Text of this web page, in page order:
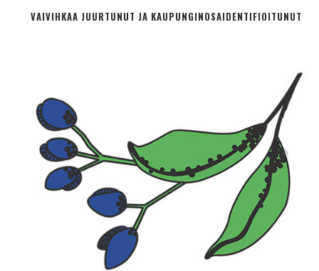
VAIVIHKAA JUURTUNUT JA KAUPUNGINOSA­IDENTIFIOITUNUT